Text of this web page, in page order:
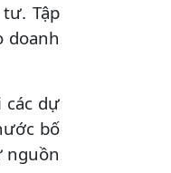
Tập
doanh
các dự
bố
nguồn